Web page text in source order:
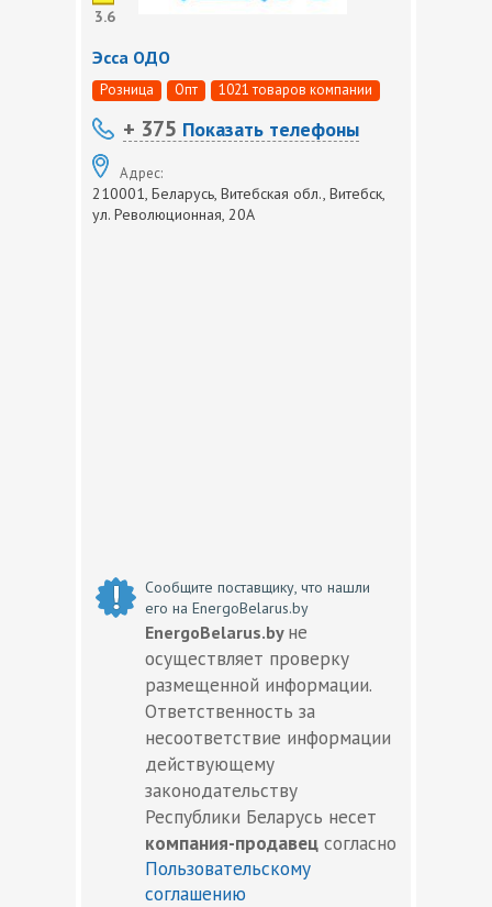
3.6
Эсса ОДО
Розница Опт 1021 товаров компании
+ 375 Показать телефоны
Адрес:
210001, Беларусь, Витебская обл., Витебск,
ул. Революционная, 20А
Сообщите поставщику, что нашли
его на EnergoBelarus.by
EnergoBelarus.by не
осуществляет проверку
размещенной информации.
Ответственность за
несоответствие информации
действующему
законодательству
Республики Беларусь несет
компания-продавец согласно
Пользовательскому
соглашению